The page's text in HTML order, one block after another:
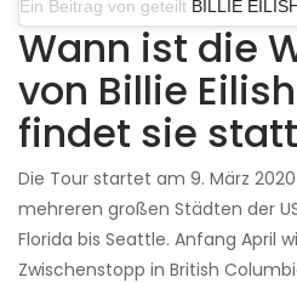
Ein Beitrag von geteilt BILLIE EILISH
Wann ist die
von Billie
findet sie
Die Tour startet am 9. März 2020
mehreren großen Städten der
Florida bis Seattle. Anfang April
Zwischenstopp in British